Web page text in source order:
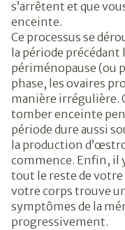
s’arrêtent et que
enceinte.
Ce processus se
la période
périménopause (ou
phase, les ovaires
manière irrégulière.
tomber enceinte
période dure aussi
la production
commence. Enfin, il
tout le reste de
votre corps trouve
symptômes de la
progressivement.